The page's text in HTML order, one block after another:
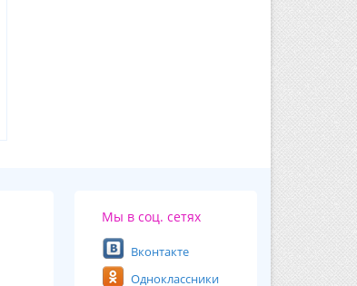
Мы в соц. сетях
Вконтакте
Одноклассники